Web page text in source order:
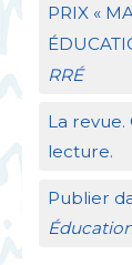
PRIX«
É
RRÉ
La
lecture.
Publier